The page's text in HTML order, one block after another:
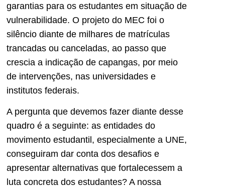
garantias para os estudantes em situação de
vulnerabilidade. O projeto do MEC foi o
silêncio diante de milhares de matrículas
trancadas ou canceladas, ao passo que
crescia a indicação de capangas, por meio
de intervenções, nas universidades e
institutos federais.
A pergunta que devemos fazer diante desse
quadro é a seguinte: as entidades do
movimento estudantil, especialmente a UNE,
conseguiram dar conta dos desafios e
apresentar alternativas que fortalecessem a
luta concreta dos estudantes? A nossa